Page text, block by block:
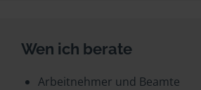
Wen ich berate
Arbeitnehmer und Beamte